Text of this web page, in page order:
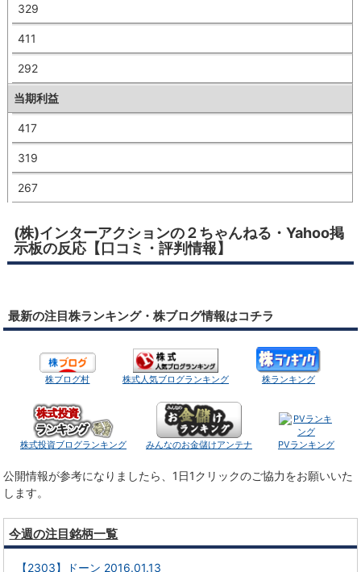
329
411
292
当期利益
417
319
267
(株)インターアクションの２ちゃんねる・Yahoo掲
示板の反応【口コミ・評判情報】
最新の注目株ランキング・株ブログ情報はコチラ
株ブログ村 株式人気ブログランキング 株ランキング
株式投資ブログランキング みんなのお金儲けアンテナ PVランキング
公開情報が参考になりましたら、1日1クリックのご協力をお願いいた
します。
今週の注目銘柄一覧
【2303】ドーン 2016.01.13